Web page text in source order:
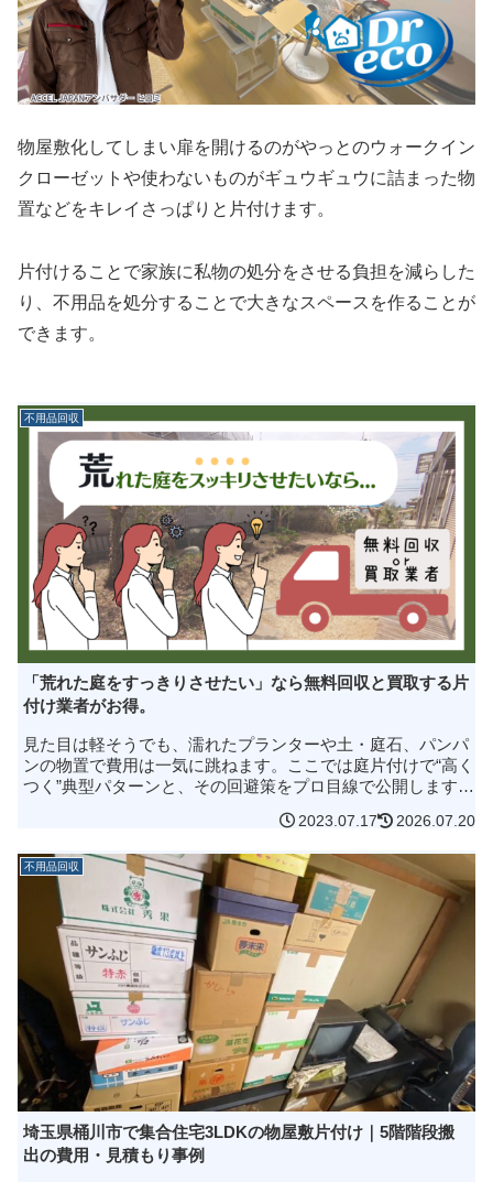
物屋敷化してしまい扉を開けるのがやっとのウォークイン
クローゼットや使わないものがギュウギュウに詰まった物
置などをキレイさっぱりと片付けます。
片付けることで家族に私物の処分をさせる負担を減らした
り、不用品を処分することで大きなスペースを作ることが
できます。
不用品回収
「荒れた庭をすっきりさせたい」なら無料回収と買取する片
付け業者がお得。
見た目は軽そうでも、濡れたプランターや土・庭石、パンパ
ンの物置で費用は一気に跳ねます。ここでは庭片付けで“高く
つく”典型パターンと、その回避策をプロ目線で公開します。
解体・分解・積載の工夫で無料回収・買取を最大化し、同じ
2023.07.17 2026.07.20
不用品回収
埼玉県桶川市で集合住宅3LDKの物屋敷片付け｜5階階段搬
出の費用・見積もり事例